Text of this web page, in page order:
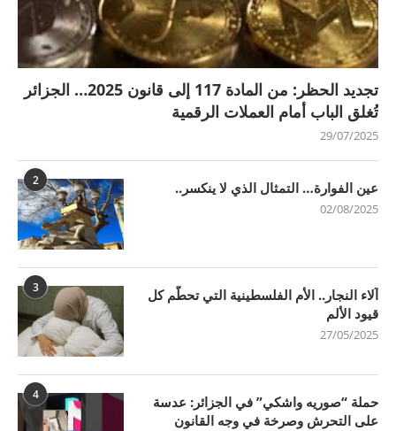
تجديد الحظر: من المادة 117 إلى قانون 2025… الجزائر
تُغلق الباب أمام العملات الرقمية
29/07/2025
2 عين الفوارة… التمثال الذي لا ينكسر..
02/08/2025
3
آلاء النجار.. الأم الفلسطينية التي تحطّم كل
قيود الألم
27/05/2025
4
حملة “صوريه واشكي” في الجزائر: عدسة
على التحرش وصرخة في وجه القانون